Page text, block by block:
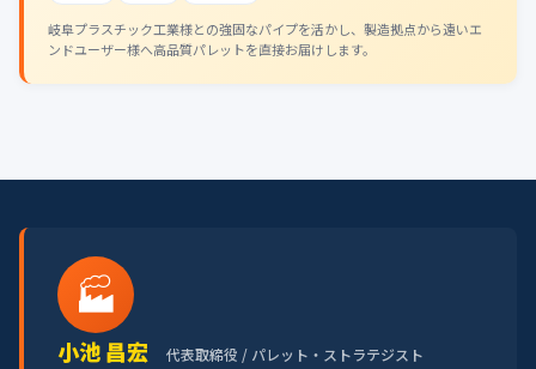
岐阜プラスチック工業様との強固なパイプを活かし、製造拠点から遠いエ
ンドユーザー様へ高品質パレットを直接お届けします。
🏭
小池 昌宏 代表取締役 / パレット・ストラテジスト